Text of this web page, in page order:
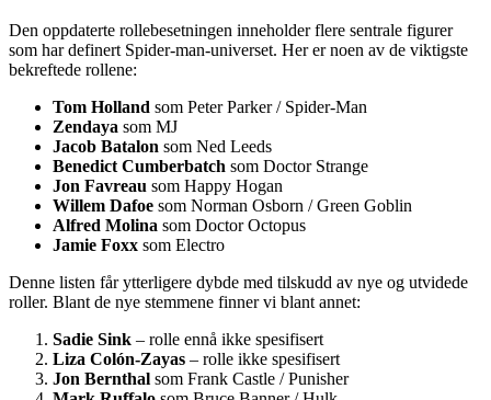
Den oppdaterte rollebesetningen inneholder flere sentrale figurer
som har definert Spider-man-universet. Her er noen av de viktigste
bekreftede rollene:
Tom Holland som Peter Parker / Spider-Man
Zendaya som MJ
Jacob Batalon som Ned Leeds
Benedict Cumberbatch som Doctor Strange
Jon Favreau som Happy Hogan
Willem Dafoe som Norman Osborn / Green Goblin
Alfred Molina som Doctor Octopus
Jamie Foxx som Electro
Denne listen får ytterligere dybde med tilskudd av nye og utvidede
roller. Blant de nye stemmene finner vi blant annet:
Sadie Sink – rolle ennå ikke spesifisert
Liza Colón-Zayas – rolle ikke spesifisert
Jon Bernthal som Frank Castle / Punisher